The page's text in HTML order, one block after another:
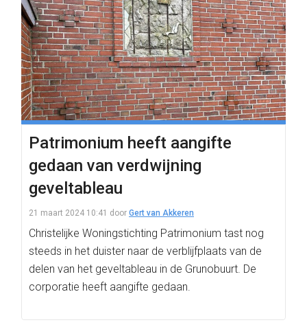
Patrimonium heeft aangifte
gedaan van verdwijning
geveltableau
21 maart 2024 10:41 door Gert van Akkeren
Christelijke Woningstichting Patrimonium tast nog
steeds in het duister naar de verblijfplaats van de
delen van het geveltableau in de Grunobuurt. De
corporatie heeft aangifte gedaan.